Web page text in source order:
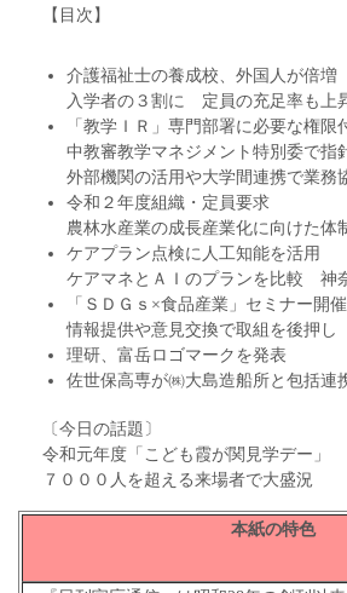
【目次】
介護福祉士の養成校、外国人が倍増
入学者の３割に 定員の充足率も上
「教学ＩＲ」専門部署に必要な権限
中教審教学マネジメント特別委で指
外部機関の活用や大学間連携で業務
令和２年度組織・定員要求
農林水産業の成長産業化に向けた体
ケアプラン点検に人工知能を活用
ケアマネとＡＩのプランを比較 神
「ＳＤＧｓ×食品産業」セミナー開催
情報提供や意見交換で取組を後押し
理研、富岳ロゴマークを発表
佐世保高専が㈱大島造船所と包括連
〔今日の話題〕
令和元年度「こども霞が関見学デー」
７０００人を超える来場者で大盛況
本紙の特色